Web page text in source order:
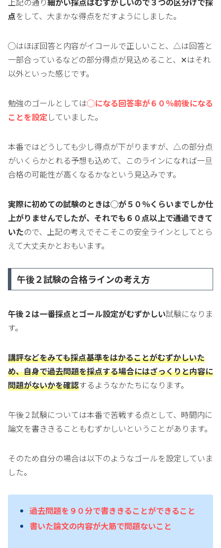
点をして、大まかな得点をだすようにしました。
◯はほぼ回答と内容がイコールで正しいこと、△は回答と
一部合っているなどの部分得点が見込めること、✕はそれ
以外といった感じです。
勉強のゴールとしては◯になる回答率が６０％前後になる
ことを設定 していました。
本番ではどうしても少し得点が下がりますが、△の部分点
がいくらかとれる予想も込めて、このラインになれば一旦
合格の可能性が高くなるかなという見込みです。
実際に初めての試験のときは◯が５０％くらいまでしか仕
上がりませんでしたが、それでも６０点以上で通過できて
いたので、上記の考えでそこそこの安全ラインとしてとら
えて大丈夫かとおもいます。
午後２試験の合格ラインの考え方
午後２は一番採点とゴール設定がむずかしい試験になりま
す。
講評などをみても採点基準をはかることがむずかしいた
め、自身で過去問題を採点する場合にはざっくりと内容に
問題がないかを確認するようなかたちになります。
午後２試験については本番で苦戦する点として、時間内に
論文を書ききることもむずかしいということがあります。
そのため自分の場合は以下のようなゴールを設定していま
した。
過去問題を９０分で書ききることができること
書いた論文の内容が大筋で問題ないこと